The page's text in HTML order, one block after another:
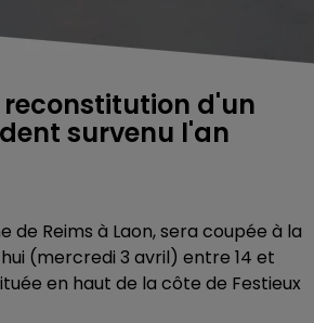
reconstitution d'un
survenu l'an
de Reims à Laon, sera coupée à la
(mercredi 3 avril) entre 14 et
en haut de la côte de Festieux